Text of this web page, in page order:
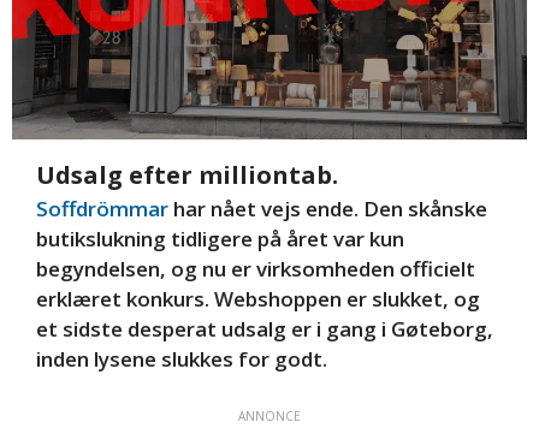
Udsalg efter milliontab.
Soffdrömmar har nået vejs ende. Den skånske
butikslukning tidligere på året var kun
begyndelsen, og nu er virksomheden officielt
erklæret konkurs. Webshoppen er slukket, og
et sidste desperat udsalg er i gang i Gøteborg,
inden lysene slukkes for godt.
ANNONCE